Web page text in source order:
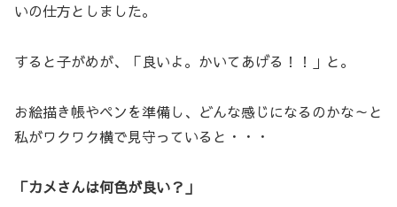
いの仕方としました。
すると子がめが、「良いよ。かいてあげる！！」と。
お絵描き帳やペンを準備し、どんな感じになるのかな～と
私がワクワク横で見守っていると・・・
「カメさんは何色が良い？」